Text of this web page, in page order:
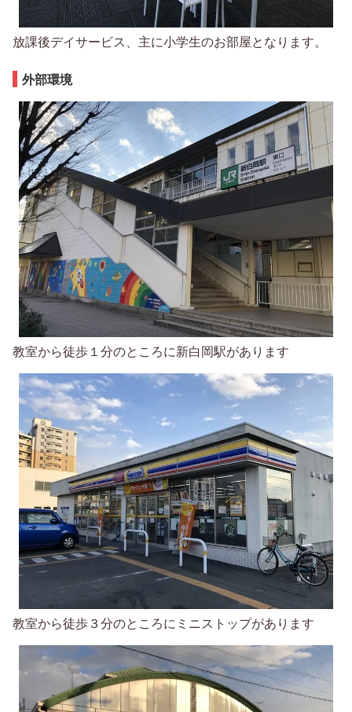
放課後デイサービス、主に小学生のお部屋となります。
外部環境
教室から徒歩１分のところに新白岡駅があります
教室から徒歩３分のところにミニストップがあります